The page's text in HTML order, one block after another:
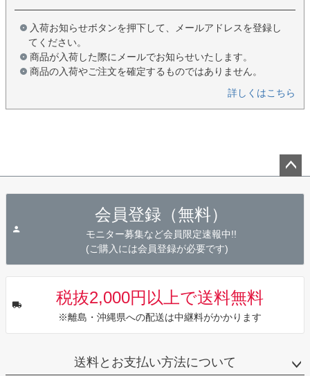
入荷お知らせボタンを押下して、メールアドレスを登録し
てください。
商品が入荷した際にメールでお知らせいたします。
商品の入荷やご注文を確定するものではありません。
詳しくはこちら
会員登録（無料）
モニター募集など会員限定速報中!!
(ご購入には会員登録が必要です)
税抜2,000円以上で送料無料
※離島・沖縄県への配送は中継料がかかります
送料とお支払い方法について